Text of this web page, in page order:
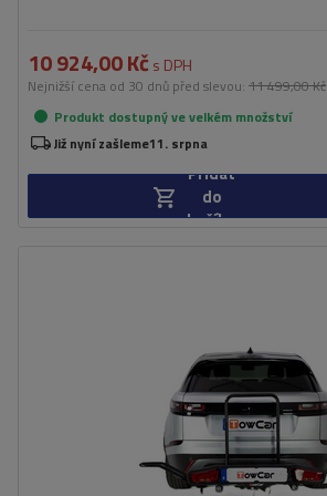
10 924,00 Kč s DPH
Nejnižší cena od 30 dnů před slevou: 11 499,00 Kč
Produkt dostupný ve velkém množství
Již nyní zašleme11. srpna
Přidat
do
košíku
háček
stalowa konstrukcja